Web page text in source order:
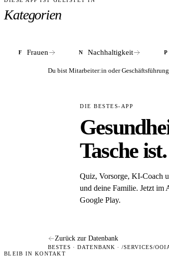
Nein. ooia finanzierte sich
Kategorien
F Frauen N Nachhaltigkeit P
Du bist Mitarbeiter:in oder
DIE BESTES-APP
Tasche ist.
Quiz, Vorsorge, KI-Coach
und deine Familie. Jetzt im
Google Play.
Zurück zur Datenbank
BESTES · DATENBANK · /SERVICES/
BLEIB IN KONTAKT